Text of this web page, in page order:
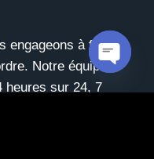
engageons à fournir
Notre équipe
heures sur 24, 7